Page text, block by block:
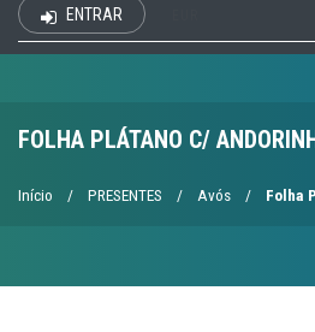
ENTRAR
FOLHA PLÁTANO C/
Início / PRESENTES / Avós / Folha